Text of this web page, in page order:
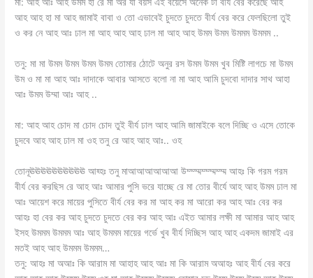
আহ আহ হা মা আহ জামাই বাবা ও তো এভাবেই চুদতে চুদতে বীর্য বের করে ফেলছিলো তুই
ও কর নে আহ আঃ ঢাল মা আহ আহ আহ ঢাল মা আহ আহ উমম উমম উমমম উমমম ..
তনু: মা মা উমম উমম উমম উমম তোমার ঠোটে অনুর রস উমম উমম খুব মিষ্টি লাগচে মা উমম
উম ও মা মা আহ আঃ দাদাকে আবার আসতে বলো না মা আহ আমি চুদবো দাদার সাথ আহা
আঃ উমম উম্মা আঃ আহ ..
মা: আহ আহ চোদ মা চোদ চোদ তুই বীর্য ঢাল আহ আমি জামাইকে বলে দিচ্ছি ও এসে তোকে
চুদবে আহ আহ ঢাল মা ওহ তনু রে আহ আহ আঃ.. ওহ
তোনূঊঊঊঊঊঊঊঊঊঊ আহ্হঃ তনু মাআআআআআআ উম্ম্ম্মম্ম্ম্মম্ম্ম আহঃ কি গরম গরম
বীর্য বের করছিস রে আহ আঃ আমার পুসি ভরে যাচ্ছে রে মা তোর বীর্যে আহ আহ উমম ঢাল মা
আঃ আয়েশ করে মায়ের পুসিতে বীর্য বের কর মা আহ কর মা আরো কর আহ আঃ বের কর
আহঃ হা বের কর আহ চুদতে চুদতে বের কর আহ আঃ এইত আমার লক্ষী মা আমার আহ আহ
ইসহ উমমম উমমম আঃ আহ উমমম মায়ের গর্ভে খুব বীর্য দিচ্ছিস আহ আহ একদম জামাই এর
মতই আহ আহ উমমম উমমম…
তনু: আহঃ মা অআঃ কি আরাম মা আহাহ আহ আঃ মা কি আরাম অআহঃ আহ বীর্য বের করে